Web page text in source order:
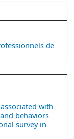
de
with
behaviors
survey in